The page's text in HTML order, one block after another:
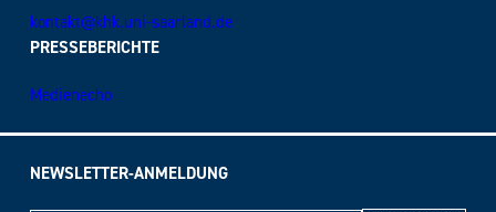
kontakt@khk.uni-saarland.de
PRESSEBERICHTE
Medienecho
NEWSLETTER-ANMELDUNG